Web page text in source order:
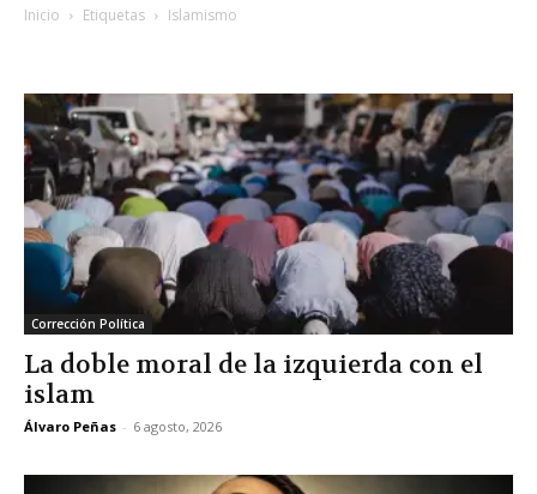
Inicio Etiquetas Islamismo
Corrección Política
La doble moral de la izquierda con el
islam
Álvaro Peñas - 6 agosto, 2026